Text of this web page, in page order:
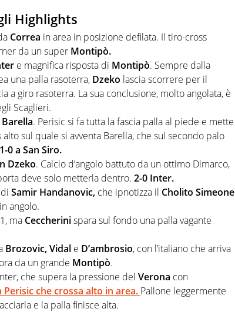
Highlights
Correa in area in posizione defilata. Il tiro-cross
da un super Montipò.
e magnifica risposta di Montipò. Sempre dalla
una palla rasoterra, Dzeko lascia scorrere per il
a giro rasoterra. La sua conclusione, molto angolata, è
Scaglieri.
. Perisic si fa tutta la fascia palla al piede e mette
sul quale si avventa Barella, che sul secondo palo
1-0 a San Siro.
Dzeko. Calcio d’angolo battuto da un ottimo Dimarco,
deve solo metterla dentro. 2-0 Inter.
Samir Handanovic, che ipnotizza il Cholito Simeone
angolo.
ma Ceccherinispara sul fondo una palla vagante
Brozovic, Vidal e D’ambrosio, con l’italiano che arriva
da un grande Montipò.
che supera la pressione del Verona con
Perisicche crossa alto in area. Pallone leggermente
e la palla finisce alta.